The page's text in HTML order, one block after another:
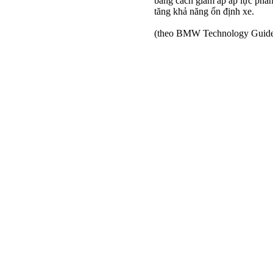
tăng khả năng ổn định xe.
(theo BMW Technology